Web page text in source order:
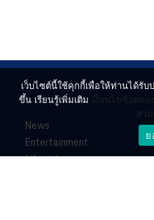
News
Entertainment
Lifestyle
เว็บไซต์นี้ใช้คุกกี้เพื่อให้ท่านได้รับ
ขึ้น เรียนรู้เพิ่มเติม เงื่อนไขข้อตกล
ส่ว
ย